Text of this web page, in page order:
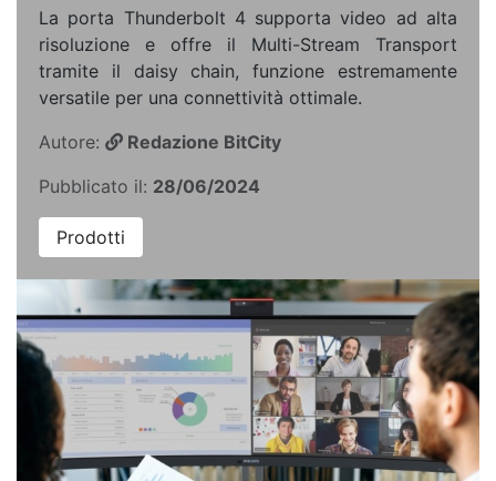
La porta Thunderbolt 4 supporta video ad alta
risoluzione e offre il Multi-Stream Transport
tramite il daisy chain, funzione estremamente
versatile per una connettività ottimale.
Autore:
Redazione BitCity
Pubblicato il: 28/06/2024
Prodotti